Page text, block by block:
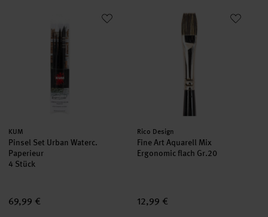
Pinsel Set Urban Waterc. Paperieur
Hersteller:
KUM
Pinsel Set Urban Waterc.
Paperieur
4 Stück
69,99 €
Fine Art Aquarell Mix
Hersteller:
Rico Design
Fine Art Aquarell Mix
Ergonomic flach Gr.20
12,99 €